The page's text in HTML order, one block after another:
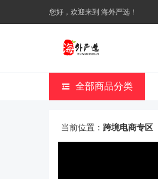
您好，欢迎来到 海外严选！
全部商品分类
当前位置： 跨境电商专区